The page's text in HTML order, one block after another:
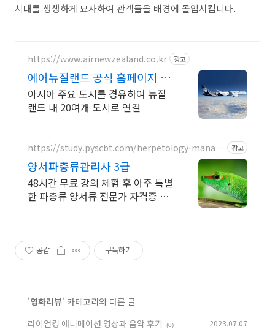
시대를 생생하게 묘사하여 관객들을 배경에 몰입시킵니다.
https://www.airnewzealand.co.kr 광고
에어뉴질랜드 공식 홈페이지 항
공권 예약 및 여행 정보
아시아 주요 도시를 경유하여 뉴질
랜드 내 20여개 도시로 연결
https://study.pyscbt.com/herpetology-manag
광고
양서파충류관리사 3급
48시간 무료 강의 체험 후 아주 특별
한 파충류 양서류 전문가 자격증 나
공감 구독하기
'영화리뷰' 카테고리의 다른 글
라이언킹 애니메이션 영상과 음악 후기
(0) 2023.07.07